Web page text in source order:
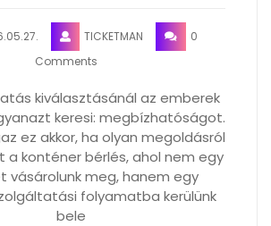
TICKETMAN
0
Comments
kiválasztásánál az emberek
keresi: megbízhatóságot.
ez akkor, ha olyan megoldásról
a konténer bérlés, ahol nem egy
vásárolunk meg, hanem egy
folyamatba kerülünk
bele